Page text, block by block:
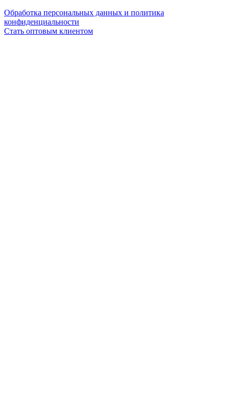
Обработка персональных данных и политика
конфиденциальности
Стать оптовым клиентом